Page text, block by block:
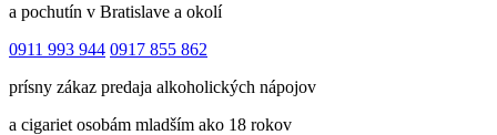
a pochutín v Bratislave a okolí
0911 993 944 0917 855 862
prísny zákaz predaja alkoholických nápojov
a cigariet osobám mladším ako 18 rokov